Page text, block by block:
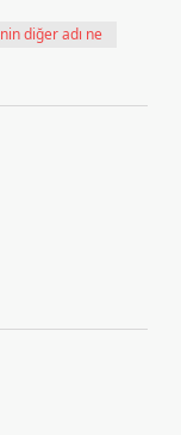
diğer adı ne